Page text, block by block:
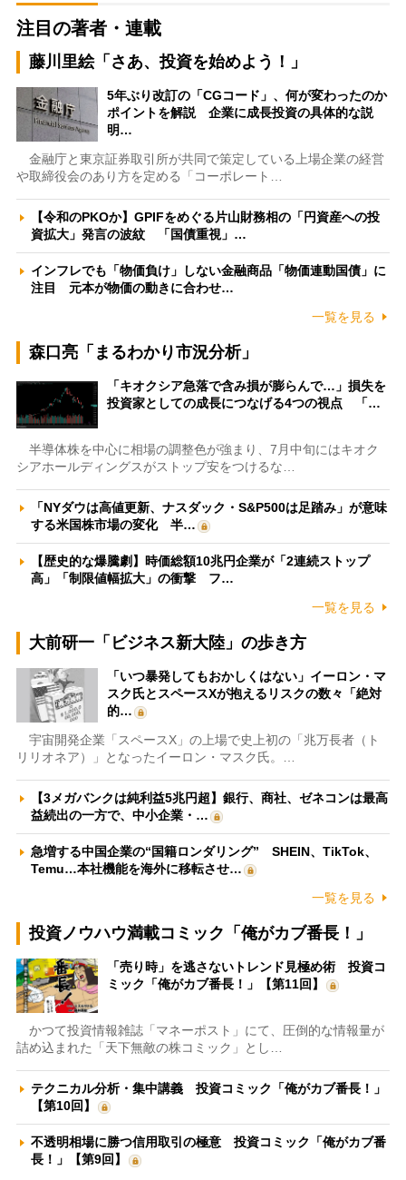
注目の著者・連載
藤川里絵「さあ、投資を始めよう！」
5年ぶり改訂の「CGコード」、何が変わったのか
ポイントを解説 企業に成長投資の具体的な説
明…
金融庁と東京証券取引所が共同で策定している上場企業の経営
や取締役会のあり方を定める「コーポレート…
【令和のPKOか】GPIFをめぐる片山財務相の「円資産への投
資拡大」発言の波紋 「国債重視」…
インフレでも「物価負け」しない金融商品「物価連動国債」に
注目 元本が物価の動きに合わせ…
一覧を見る
森口亮「まるわかり市況分析」
「キオクシア急落で含み損が膨らんで…」損失を
投資家としての成長につなげる4つの視点 「…
半導体株を中心に相場の調整色が強まり、7月中旬にはキオク
シアホールディングスがストップ安をつけるな…
「NYダウは高値更新、ナスダック・S&P500は足踏み」が意味
する米国株市場の変化 半…
【歴史的な爆騰劇】時価総額10兆円企業が「2連続ストップ
高」「制限値幅拡大」の衝撃 フ…
一覧を見る
大前研一「ビジネス新大陸」の歩き方
「いつ暴発してもおかしくはない」イーロン・マ
スク氏とスペースXが抱えるリスクの数々「絶対
的…
宇宙開発企業「スペースX」の上場で史上初の「兆万長者（ト
リリオネア）」となったイーロン・マスク氏。…
【3メガバンクは純利益5兆円超】銀行、商社、ゼネコンは最高
益続出の一方で、中小企業・…
急増する中国企業の“国籍ロンダリング” SHEIN、TikTok、
Temu…本社機能を海外に移転させ…
一覧を見る
投資ノウハウ満載コミック「俺がカブ番長！」
「売り時」を逃さないトレンド見極め術 投資コ
ミック「俺がカブ番長！」【第11回】
かつて投資情報雑誌「マネーポスト」にて、圧倒的な情報量が
詰め込まれた「天下無敵の株コミック」とし…
テクニカル分析・集中講義 投資コミック「俺がカブ番長！」
【第10回】
不透明相場に勝つ信用取引の極意 投資コミック「俺がカブ番
長！」【第9回】